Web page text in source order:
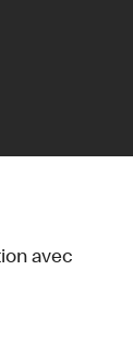
avec